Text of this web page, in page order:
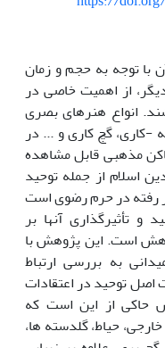
با توجه به حجم و زمان
از اهمیت خاصی در
انواع هنرهای بصری
-کاری، گچ ‌کاری و ... در
مذهبی قابل مشاهده
اسلام از جمله توحید
رفته در حرم رضوی است
و تأثیرگذاری آنها بر
است. این پژوهش با
به بررسی ارتباط
اصل توحید در اعتقادات
حاکی از این است که
حیاط، گلدسته ها،